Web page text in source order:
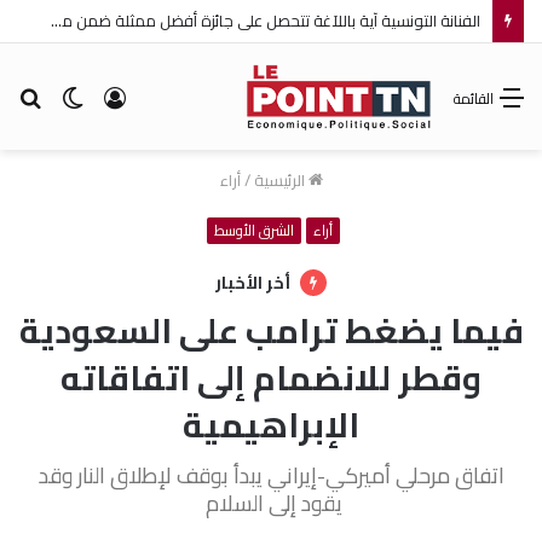
الفنانة التونسية آية باللآغة تتحصل على جائزة أفضل ممثلة ضمن مهرجان عمان السينمائي الدولي
الوضع تسجيل
القائمة
الرئيسية/أراء
أراء الشرق الأوسط
أخر الأخبار
فيما يضغط ترامب على السعودية
وقطر للانضمام إلى اتفاقاته
الإبراهيمية
اتفاق مرحلي أميركي-إيراني يبدأ بوقف لإطلاق النار وقد
يقود إلى السلام